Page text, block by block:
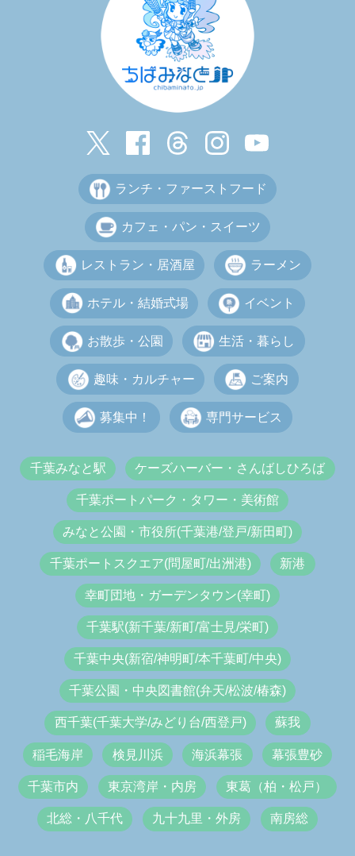
ランチ・ファーストフード
カフェ・パン・スイーツ
レストラン・居酒屋 ラーメン
ホテル・結婚式場 イベント
お散歩・公園 生活・暮らし
趣味・カルチャー ご案内
募集中！ 専門サービス
千葉みなと駅 ケーズハーバー・さんばしひろば
千葉ポートパーク・タワー・美術館
みなと公園・市役所(千葉港/登戸/新田町)
千葉ポートスクエア(問屋町/出洲港) 新港
幸町団地・ガーデンタウン(幸町)
千葉駅(新千葉/新町/富士見/栄町)
千葉中央(新宿/神明町/本千葉町/中央)
千葉公園・中央図書館(弁天/松波/椿森)
西千葉(千葉大学/みどり台/西登戸) 蘇我
稲毛海岸 検見川浜 海浜幕張 幕張豊砂
千葉市内 東京湾岸・内房 東葛（柏・松戸）
北総・八千代 九十九里・外房 南房総